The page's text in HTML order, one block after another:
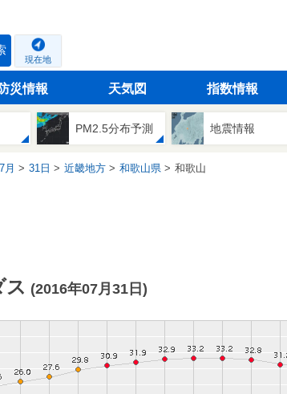
現在地
防災情報 天気図 指数情報
PM2.5分布予測 地震情報
月 31日 近畿地方 和歌山県 和歌山
ス (2016年07月31日)